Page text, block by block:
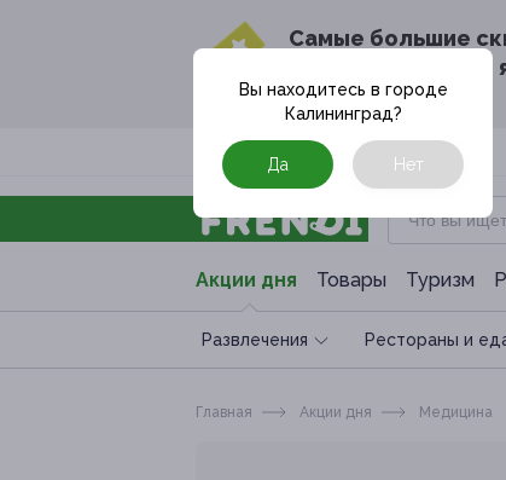
Cамые большие
в твоём почтовом
Москва
Акции дня Товары Туризм
Развлечения Рестораны и
Вы находитесь в городе
Калининград?
Да Нет
Главная Акции дня Медицина